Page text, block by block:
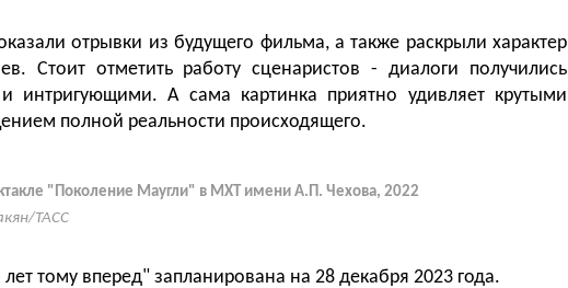
отрывки из будущего фильма, а также раскрыли характер
Стоит отметить работу сценаристов - диалоги получились
интригующими. А сама картинка приятно удивляет крутыми
полной реальности происходящего.
"Поколение Маугли" в МХТ имени А.П. Чехова, 2022
ТАСС
тому вперед" запланирована на 28 декабря 2023 года.